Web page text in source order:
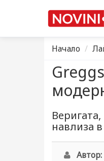
Начало
навлиза
Автор: